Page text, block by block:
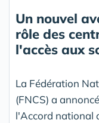
Un nouvel
rôle des
l'accès aux
La Fédération
(FNCS) a
l'Accord national